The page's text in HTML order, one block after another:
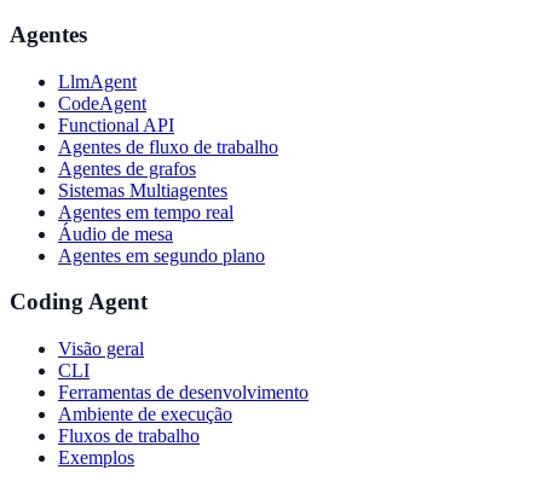
Agentes
LlmAgent
CodeAgent
Functional API
Agentes de fluxo de trabalho
Agentes de grafos
Sistemas Multiagentes
Agentes em tempo real
Áudio de mesa
Agentes em segundo plano
Coding Agent
Visão geral
CLI
Ferramentas de desenvolvimento
Ambiente de execução
Fluxos de trabalho
Exemplos